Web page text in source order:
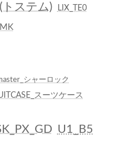
トステム) LIX_TE0
シャーロック
スーツケース
U1_B5